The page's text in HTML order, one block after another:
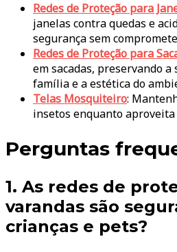
Redes de Proteção para
janelas contra quedas e
segurança sem
Redes de Proteção para
em sacadas, preservando a
família e a estética do
Telas Mosquiteiro:
insetos enquanto
Perguntas
1. As redes de
varandas são
crianças e pets?